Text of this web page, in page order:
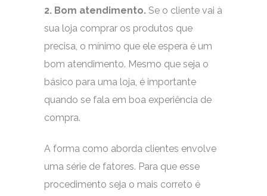
2. Bom atendimento. Se o cliente vai à
sua loja comprar os produtos que
precisa, o mínimo que ele espera é um
bom atendimento. Mesmo que seja o
básico para uma loja, é importante
quando se fala em boa experiência de
compra.
A forma como aborda clientes envolve
uma série de fatores. Para que esse
procedimento seja o mais correto é